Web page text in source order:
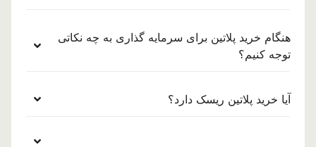
هنگام خرید پلاتین برای سرمایه گذاری به چه نکاتی
توجه کنیم؟
آیا خرید پلاتین ریسک دارد؟